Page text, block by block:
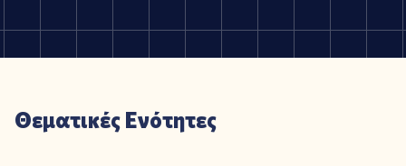
Θεματικές Ενότητες